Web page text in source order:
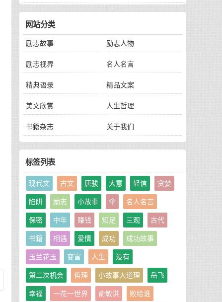
130亿，他的秘诀是？
网站分类
励志故事 励志人物
励志视界 名人名言
精典语录 精品文案
美文欣赏 人生哲理
书籍杂志 关于我们
标签列表
现代文 古文 唐骏 大意 轻信 贪婪
陷阱 励志 小故事 伞 名人名言
保密 中年 赚钱 知足 三观 古代
书籍 相遇 爱情 成功 成功故事
玉兰花玉 变富 人生 没有
第二次机会 哲理 小故事大道理 岳飞
幸福 一花一世界 俞敏洪 败给谁